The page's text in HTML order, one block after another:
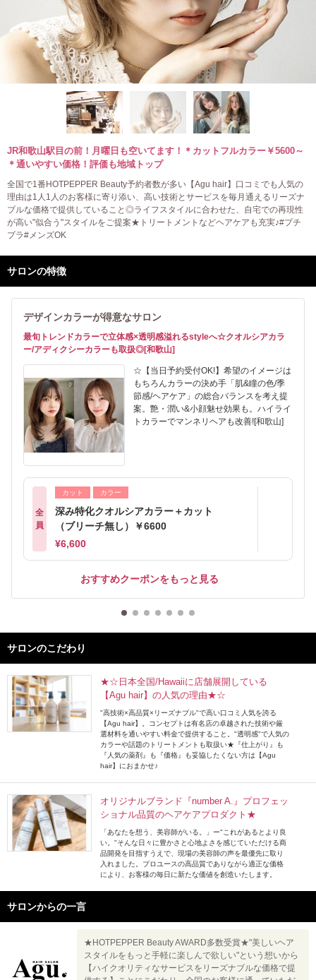
JR和歌山駅目の前！月曜日も空いてます！＊カットフルカラー￥5600～
＊通いやすい価格！評価も地域トップ
全国で1番HOTPEPPER Beauty予約者数が多い【Agu hair】口コミでも人気の
理由は1人1人のお客様に寄り添い、高い技術とサービスを毎月通えるリーズナ
ブルな価格で提供していること◎ライフスタイルに合わせた、自宅での再現性
が高い"似合う"スタイルをご提案★トリートメントなどヘアケアも充実♪#プチ
プラ#メンズOK
サロンの特徴
デザインカラーが得意なサロン
最旬トレンドカラーで立体感×透明感溢れるstyleへ☆クオルシアカラ
ー/アディクシーカラーも取扱◎[和歌山]
☆【当日予約受付OK!】希望のイメージは
もちろんカラーの決め手「肌&瞳の色/季
節感/ヘアケア」の総合バランスを考え提
案。艶・潤い&小顔魅せ効果も。ハイライ
トカラーでマンネリヘアも改善![和歌山]
全
員
カット カラー
深み特化クオルシアカラー＋カット
（ブリーチ無し）￥6600
¥6,600
おすすめクーポンをもっと見る
サロンのこだわり
★☆日本全国/Hawaiiに店舗展開している
【Agu hair】の人気の理由★☆
"高技術×高品質×リーズナブル"で高い口コミ人気を誇る
【Agu hair】。コンセプトは有名店の卓越された技術や厳
選材料を通いやすい料金で提供すること。"透明感"で人気の
カラーや話題のトリートメントも取扱い★『仕上がり』も
『人気の薬剤』も『価格』も妥協したくない方は【Agu
hair】におまかせ♪
オリジナルブランド『number A.』プロフェッ
ショナル品質のヘアケアプロダクト★
「あなたを想う、美容師がいる。」ー"これがあるとより良
い。"そんな日々に豊かさと心地よさを感じていただける商
品開発を目指すうえで、現場の美容師の声を最優先に取り
入れました。プロユースの高品質でありながら適正な価格
により、お客様の毎日に新たな価値を創造いたします。
サロンからの一言
★HOTPEPPER Beauty AWARD多数受賞★"美しいヘア
スタイルをもっと手軽に楽しんで欲しい"という想いから
【ハイクオリティなサービスをリーズナブルな価格で提